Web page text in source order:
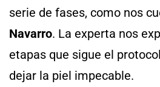
serie de fases, como nos
Navarro. La experta nos
etapas que sigue el
dejar la piel impecable.